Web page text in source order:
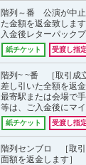
階列～番 公演が中止
た金額を返金致します
入金後レターパック
紙チケット 受渡し指
階列~ ~番 ［取引成
差し引いた全額を返金
最寄駅または会場で
等は、ご入金後にマ
紙チケット 受渡し指
階列センブロ ［取引
面額を返金します］